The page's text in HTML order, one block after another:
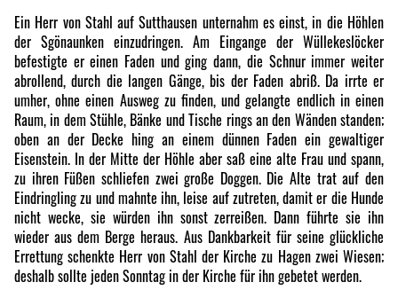
Ein Herr von Stahl auf Sutthausen unternahm es einst, in die Höhlen
der Sgönaunken einzudringen. Am Eingange der Wüllekeslöcker
befestigte er einen Faden und ging dann, die Schnur immer weiter
abrollend, durch die langen Gänge, bis der Faden abriß. Da irrte er
umher, ohne einen Ausweg zu finden, und gelangte endlich in einen
Raum, in dem Stühle, Bänke und Tische rings an den Wänden standen;
oben an der Decke hing an einem dünnen Faden ein gewaltiger
Eisenstein. In der Mitte der Höhle aber saß eine alte Frau und spann,
zu ihren Füßen schliefen zwei große Doggen. Die Alte trat auf den
Eindringling zu und mahnte ihn, leise auf zutreten, damit er die Hunde
nicht wecke, sie würden ihn sonst zerreißen. Dann führte sie ihn
wieder aus dem Berge heraus. Aus Dankbarkeit für seine glückliche
Errettung schenkte Herr von Stahl der Kirche zu Hagen zwei Wiesen;
deshalb sollte jeden Sonntag in der Kirche für ihn gebetet werden.